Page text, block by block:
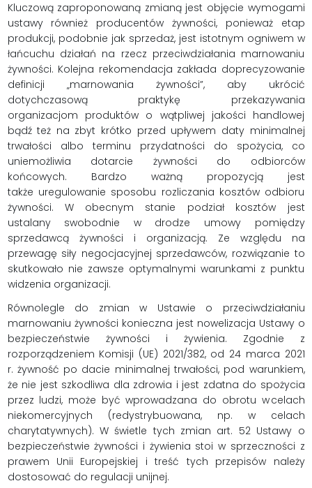
Kluczową zaproponowaną zmianą jest objęcie wymogami
ustawy również producentów żywności, ponieważ etap
produkcji, podobnie jak sprzedaż, jest istotnym ogniwem w
łańcuchu działań na rzecz przeciwdziałania marnowaniu
żywności. Kolejna rekomendacja zakłada doprecyzowanie
definicji „marnowania żywności”, aby ukrócić
dotychczasową praktykę przekazywania
organizacjom produktów o wątpliwej jakości handlowej
bądź też na zbyt krótko przed upływem daty minimalnej
trwałości albo terminu przydatności do spożycia, co
uniemożliwia dotarcie żywności do odbiorców
końcowych. Bardzo ważną propozycją jest
także uregulowanie sposobu rozliczania kosztów odbioru
żywności. W obecnym stanie podział kosztów jest
ustalany swobodnie w drodze umowy pomiędzy
sprzedawcą żywności i organizacją. Ze względu na
przewagę siły negocjacyjnej sprzedawców, rozwiązanie to
skutkowało nie zawsze optymalnymi warunkami z punktu
widzenia organizacji.
Równolegle do zmian w Ustawie o przeciwdziałaniu
marnowaniu żywności konieczna jest nowelizacja Ustawy o
bezpieczeństwie żywności i żywienia. Zgodnie z
rozporządzeniem Komisji (UE) 2021/382, od 24 marca 2021
r. żywność po dacie minimalnej trwałości, pod warunkiem,
że nie jest szkodliwa dla zdrowia i jest zdatna do spożycia
przez ludzi, może być wprowadzana do obrotu w celach
niekomercyjnych (redystrybuowana, np. w celach
charytatywnych). W świetle tych zmian art. 52 Ustawy o
bezpieczeństwie żywności i żywienia stoi w sprzeczności z
prawem Unii Europejskiej i treść tych przepisów należy
dostosować do regulacji unijnej.